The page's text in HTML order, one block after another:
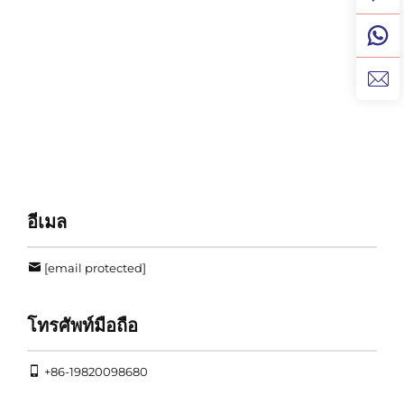
อีเมล
[email protected]
โทรศัพท์มือถือ
+86-19820098680